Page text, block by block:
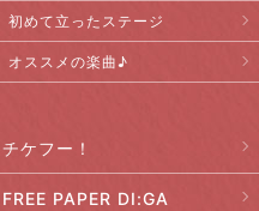
初めて立ったステージ
オススメの楽曲♪
チケフー！
FREE PAPER DI:GA